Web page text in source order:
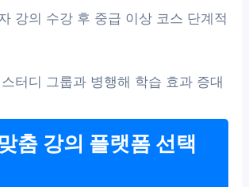
강의 수강 후 중급 이상 코스 단계적
터디 그룹과 병행해 학습 효과 증대
춤 강의 플랫폼 선택